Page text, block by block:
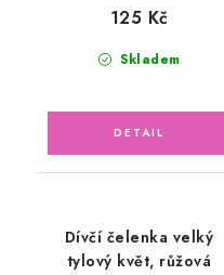
Skladem
125 Kč
Dívčí čelenka velký
tylový květ, růžová